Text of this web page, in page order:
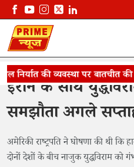
की व्यवस्था पर बातचीत की
ईरान के साथ
समझौता अगले
अमेरिकी राष्ट्रपति ने घोषणा की थी कि
दोनों देशों के बीच नाजुक युद्धविराम को